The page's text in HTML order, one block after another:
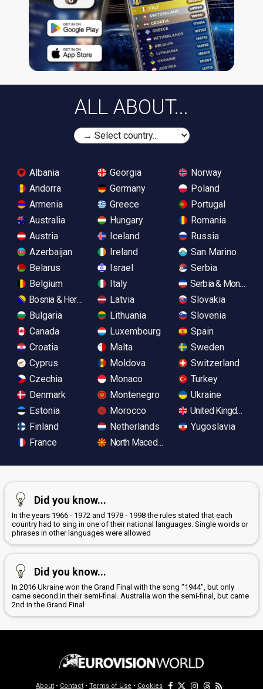
ALL ABOUT...
Albania
Andorra
Armenia
Australia
Austria
Azerbaijan
Belarus
Belgium
Bosnia & Herzegovina
Bulgaria
Canada
Croatia
Cyprus
Czechia
Denmark
Estonia
Finland
France
Georgia
Germany
Greece
Hungary
Iceland
Ireland
Israel
Italy
Latvia
Lithuania
Luxembourg
Malta
Moldova
Monaco
Montenegro
Morocco
Netherlands
North Macedonia
Norway
Poland
Portugal
Romania
Russia
San Marino
Serbia
Serbia &
Slovakia
Slovenia
Spain
Sweden
Switzerland
Turkey
Ukraine
United Kingdom
Yugoslavia
Did you know...
In the years 1966 - 1972 and 1978 - 1998 the rules stated that each
country had to sing in one of their national languages. Single words or
phrases in other languages were allowed
Did you know...
In 2016 Ukraine won the Grand Final with the song "1944", but only
came second in their semi-final. Australia won the semi-final, but came
2nd in the Grand Final
About • Contact • Terms of Use • Cookies